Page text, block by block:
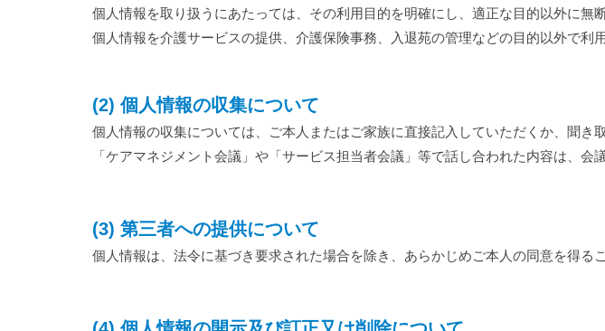
個人情報を取り扱うにあたっては、その利用目的を明確にし、適正な目的以外に無
個人情報を介護サービスの提供、介護保険事務、入退苑の管理などの目的以外で利
(2) 個人情報の収集について
個人情報の収集については、ご本人またはご家族に直接記入していただくか、聞
「ケアマネジメント会議」や「サービス担当者会議」等で話し合われた内容は、会
(3) 第三者への提供について
個人情報は、法令に基づき要求された場合を除き、あらかじめご本人の同意を得る